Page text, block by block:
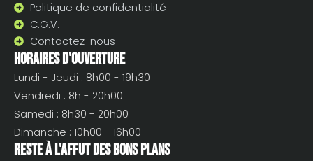
Politique de confidentialité
C.G.V.
Contactez-nous
Horaires d'ouverture
Lundi - Jeudi : 8h00 - 19h30
Vendredi : 8h - 20h00
Samedi : 8h30 - 20h00
Dimanche : 10h00 - 16h00
Reste à l'affut des bons plans